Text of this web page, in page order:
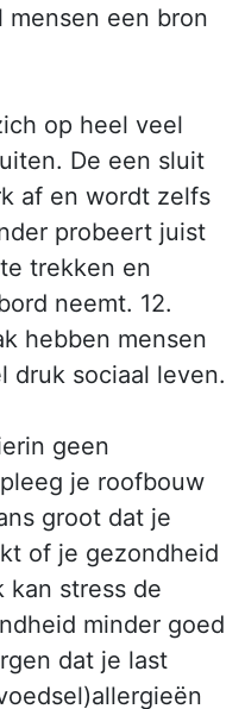
een bron
op heel veel
De een sluit
af en wordt zelfs
probeert juist
trekken en
neemt. 12.
hebben mensen
druk sociaal leven.
geen
je roofbouw
groot dat je
of je gezondheid
kan stress de
minder goed
dat je last